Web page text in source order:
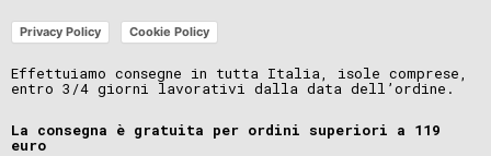
Privacy Policy Cookie Policy
Effettuiamo consegne in tutta Italia, isole comprese,
entro 3/4 giorni lavorativi dalla data dell’ordine.
La consegna è gratuita per ordini superiori a 119
euro